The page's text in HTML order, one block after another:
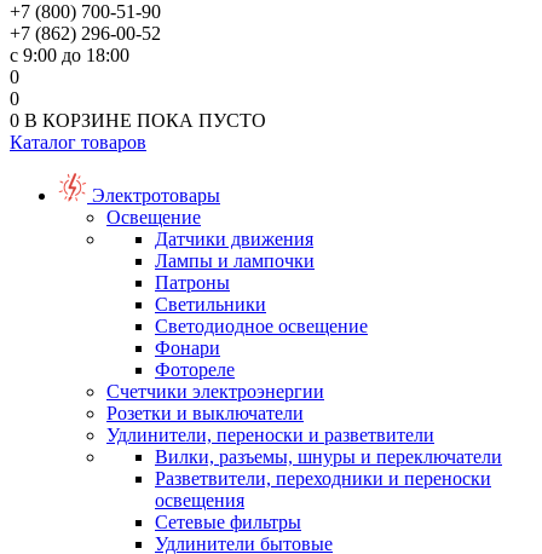
+7 (800) 700-51-90
+7 (862) 296-00-52
с 9:00 до 18:00
0
0
0 В КОРЗИНЕ ПОКА ПУСТО
Каталог товаров
Электротовары
Освещение
Датчики движения
Лампы и лампочки
Патроны
Светильники
Светодиодное освещение
Фонари
Фотореле
Счетчики электроэнергии
Розетки и выключатели
Удлинители, переноски и разветвители
Вилки, разъемы, шнуры и переключатели
Разветвители, переходники и переноски
освещения
Сетевые фильтры
Удлинители бытовые